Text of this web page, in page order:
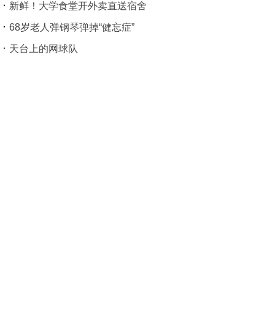
新鲜！大学食堂开外卖直送宿舍
68岁老人弹钢琴弹掉“健忘症”
天台上的网球队